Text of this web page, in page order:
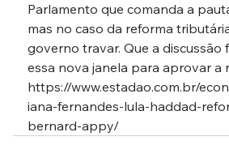
Parlamento que comanda a
mas no caso da reforma
governo travar. Que a discussão
essa nova janela para aprovar a
https://www.estadao.com.br/
iana-fernandes-lula-haddad-
bernard-appy/